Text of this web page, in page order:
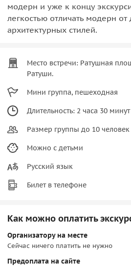
модерн и уже к концу
легкостью отличать модерн от
архитектурных стилей.
Место встречи: Ратушная
Ратуши.
Мини группа, пешеходная
Длительность: 2 часа 30 минут
Размер группы до 10 человек
Можно с детьми
Русский язык
Билет в телефоне
Как можно оплатить
Организатору на месте
Сейчас ничего платить не нужно
Предоплата на сайте